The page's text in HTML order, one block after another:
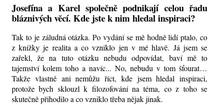
Josefína a Karel společně podnikají celou řadu
bláznivých věcí. Kde jste k nim hledal inspiraci?
Tak to je záludná otázka. Po vydání se mě hodně lidí ptalo, co
z knížky je realita a co vzniklo jen v mé hlavě. Já jsem se
zařekl, že na tuto otázku nebudu odpovídat, baví mě to
tajemství kolem toho a navíc... No, nebudu v tom šťourat…
Takže vlastně ani nemůžu říct, kde jsem hledal inspiraci,
protože bych sklouzl k filozofování na téma, co z toho se
skutečně přihodilo a co vzniklo třeba nějak jinak.